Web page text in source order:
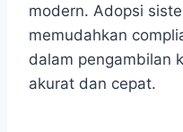
modern. Adopsi
memudahkan
dalam pengambilan
akurat dan cepat.